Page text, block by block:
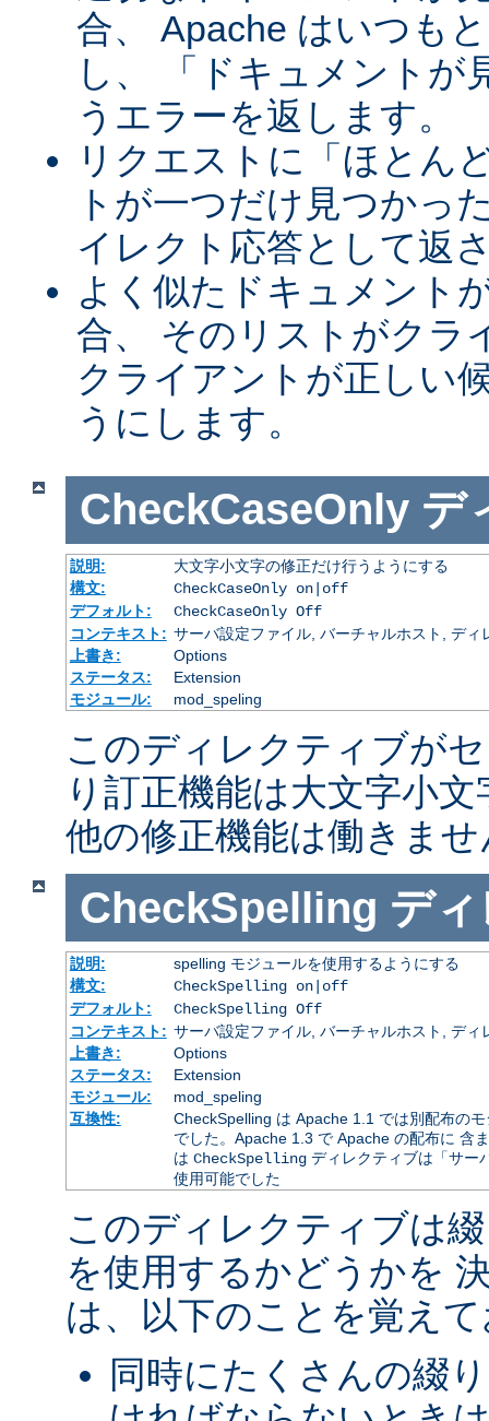
合、 Apache はいつも
し、 「ドキュメントが
うエラーを返します。
リクエストに「ほとん
トが一つだけ見つかっ
イレクト応答として返
よく似たドキュメント
合、 そのリストがクラ
クライアントが正しい
うにします。
CheckCaseOnly デ
説明:
大文字小文字の修正だけ行うようにする
構文:
CheckCaseOnly on|off
デフォルト:
CheckCaseOnly Off
コンテキスト: サーバ設定ファイル, バーチャルホスト, ディ
上書き:
Options
ステータス:
Extension
モジュール:
mod_speling
このディレクティブが
り訂正機能は大文字小
他の修正機能は働きませ
CheckSpelling デ
説明:
spelling モジュールを使用するようにする
構文:
CheckSpelling on|off
デフォルト:
CheckSpelling Off
コンテキスト: サーバ設定ファイル, バーチャルホスト, ディ
上書き:
Options
ステータス:
Extension
モジュール:
mod_speling
互換性:
CheckSpelling は Apache 1.1 では別配布の
でした。Apache 1.3 で Apache の配布に 含
は CheckSpellingディレクティブは「サー
使用可能でした
このディレクティブは
を使用するかどうかを
は、以下のことを覚え
同時にたくさんの綴